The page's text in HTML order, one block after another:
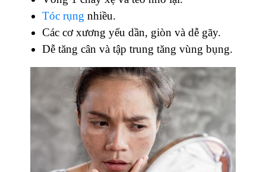
Tóc rụng nhiều.
Các cơ xương yếu dần, giòn và dễ gãy.
Dễ tăng cân và tập trung tăng vùng bụng.